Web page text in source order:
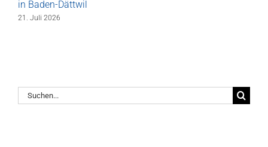
in Baden-Dättwil
21. Juli 2026
Suche
nach: